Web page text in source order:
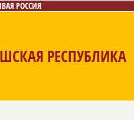
РОССИЯ
РЕСПУБЛИКА